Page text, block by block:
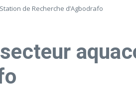
de Recherche d’Agbodrafo